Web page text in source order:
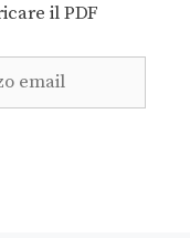
il PDF